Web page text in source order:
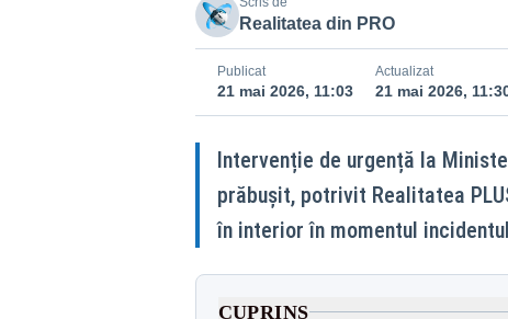
Realitatea din PRO
Publicat
21 mai 2026, 11:03
Actualizat
21 mai 2026,
Intervenție de urgență la
prăbușit, potrivit Realitatea
în interior în momentul
CUPRINS